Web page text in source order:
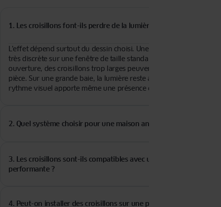
1. Les croisillons font-ils perdre de la lumière ?
L’effet dépend surtout du dessin choisi. Une trame fine reste
très discrète sur une fenêtre de taille standard. Sur une petite
ouverture, des croisillons trop larges peuvent assombrir la
pièce. Sur une grande baie, la lumière reste abondante et le
rythme visuel apporte même une présence douce à la fenêtre.
2. Quel système choisir pour une maison ancienne ?
viennois (collés avec intercalaire) offrent le rendu le plus fidèle.
Leur dessin rappelle les petits carreaux traditionnels tout en
3. Les croisillons sont-ils compatibles avec une isolation
performante ?
du choix du double ou triple vitrage, et non du système de
4. Peut-on installer des croisillons sur une porte-fenêtre